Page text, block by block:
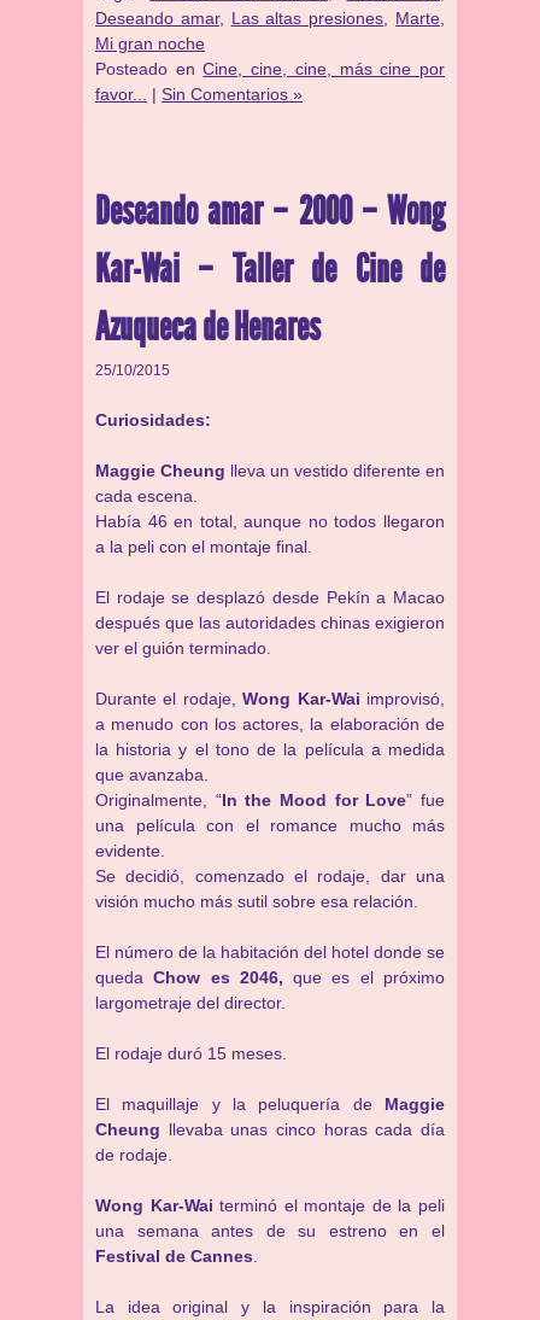
Deseando amar, Las altas presiones Marte
Mi gran noche
Posteado enCine, cine, cine, más cine por
favor...
| Sin Comentarios »
Deseando amar – 2000 – Wong
Kar-Wai – Taller de Cine de
Azuqueca de Henares
25/10/2015
Curiosidades:
Maggie Cheung lleva un vestido diferente en
cada escena.
Había 46 en total, aunque no todos llegaron
a la peli con el montaje final.
El rodaje se desplazó desde Pekín a Macao
después que las autoridades chinas exigieron
ver el guión terminado.
Durante el rodaje,Wong Kar-Wai improvisó,
a menudo con los actores, la elaboración de
la historia y el tono de la película a medida
que avanzaba.
Originalmente, “In the Mood for Love” fue
una película con el romance mucho más
evidente.
Se decidió, comenzado el rodaje, dar una
visión mucho más sutil sobre esa relación.
El número de la habitación del hotel donde se
quedaChow es 2046, que es el próximo
largometraje del director.
El rodaje duró 15 meses.
El maquillaje y la peluquería de Maggie
Cheung llevaba unas cinco horas cada día
de rodaje.
Wong Kar-Wai terminó el montaje de la peli
una semana antes de su estreno en el
Festival de Cannes
La idea original y la inspiración para la